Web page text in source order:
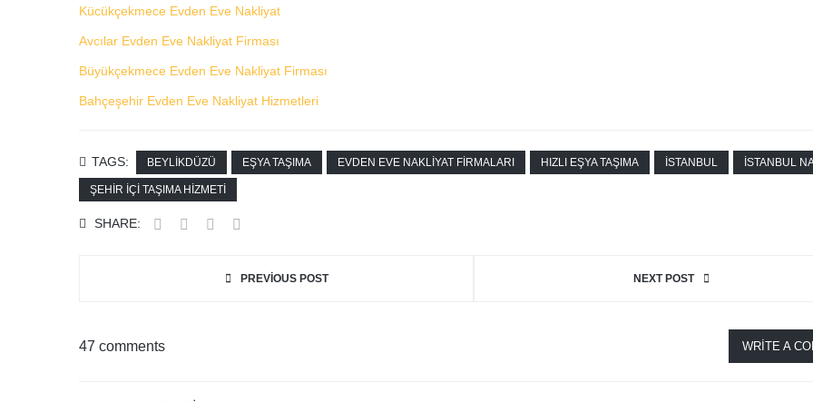
Kücükçekmece Evden Eve Nakliyat
Avcılar Evden Eve Nakliyat Firması
Büyükçekmece Evden Eve Nakliyat Firması
Bahçeşehir Evden Eve Nakliyat Hizmetleri
TAGS: BEYLIKDÜZÜ EŞYA TAŞIMA EVDEN EVE NAKLIYAT FIRMALARI HIZLI EŞYA TAŞIMA İSTANBUL İSTANBUL
ŞEHIR IÇI TAŞIMA HIZMETI
SHARE:
PREVIOUS POST NEXT POST
47 comments WRITE A